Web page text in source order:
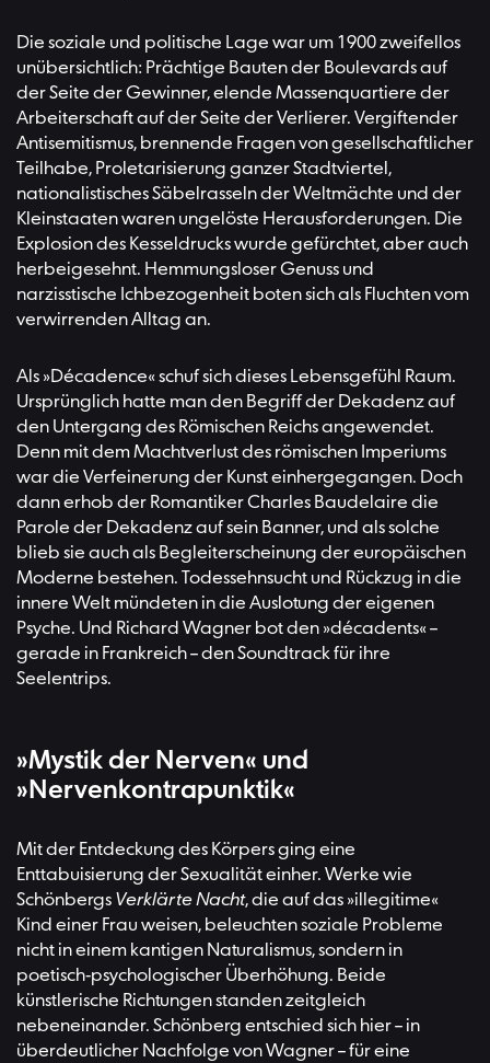
Die soziale und politische Lage war um 1900 zweifellos
unübersichtlich: Prächtige Bauten der Boulevards auf
der Seite der Gewinner, elende Massenquartiere der
Arbeiterschaft auf der Seite der Verlierer. Vergiftender
Antisemitismus, brennende Fragen von gesellschaftlicher
Teilhabe, Proletarisierung ganzer Stadtviertel,
nationalistisches Säbelrasseln der Weltmächte und der
Kleinstaaten waren ungelöste Herausforderungen. Die
Explosion des Kesseldrucks wurde gefürchtet, aber auch
herbeigesehnt. Hemmungsloser Genuss und
narzisstische Ichbezogenheit boten sich als Fluchten vom
verwirrenden Alltag an.
Als »Décadence« schuf sich dieses Lebensgefühl Raum.
Ursprünglich hatte man den Begriff der Dekadenz auf
den Untergang des Römischen Reichs angewendet.
Denn mit dem Machtverlust des römischen Imperiums
war die Verfeinerung der Kunst einhergegangen. Doch
dann erhob der Romantiker Charles Baudelaire die
Parole der Dekadenz auf sein Banner, und als solche
blieb sie auch als Begleiterscheinung der europäischen
Moderne bestehen. Todessehnsucht und Rückzug in die
innere Welt mündeten in die Auslotung der eigenen
Psyche. Und Richard Wagner bot den »décadents« –
gerade in Frankreich – den Soundtrack für ihre
Seelentrips.
»Mystik der Nerven« und
»Nervenkontrapunktik«
Mit der Entdeckung des Körpers ging eine
Enttabuisierung der Sexualität einher. Werke wie
Schönbergs Verklärte Nacht, die auf das »illegitime«
Kind einer Frau weisen, beleuchten soziale Probleme
nicht in einem kantigen Naturalismus, sondern in
poetisch-psychologischer Überhöhung. Beide
künstlerische Richtungen standen zeitgleich
nebeneinander. Schönberg entschied sich hier – in
überdeutlicher Nachfolge von Wagner – für eine